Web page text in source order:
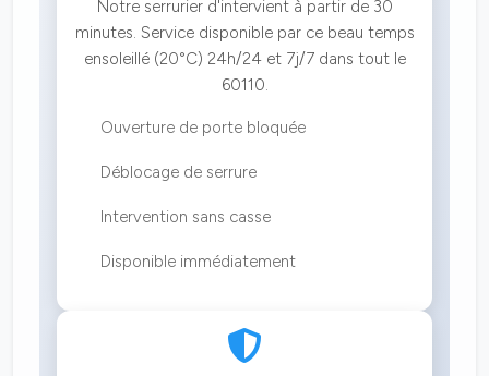
Notre serrurier d'intervient à partir de 30
minutes. Service disponible par ce beau temps
ensoleillé (20°C) 24h/24 et 7j/7 dans tout le
60110.
Ouverture de porte bloquée
Déblocage de serrure
Intervention sans casse
Disponible immédiatement